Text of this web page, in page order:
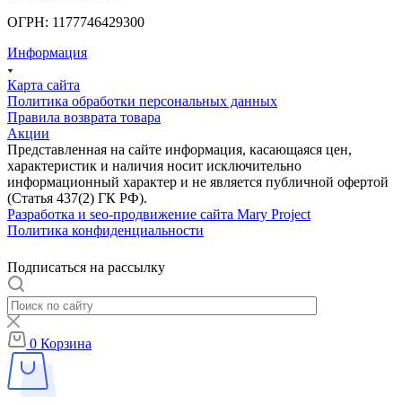
ОГРН: 1177746429300
Информация
Карта сайта
Политика обработки персональных данных
Правила возврата товара
Акции
Представленная на сайте информация, касающаяся цен,
характеристик и наличия носит исключительно
информационный характер и не является публичной офертой
(Статья 437(2) ГК РФ).
Разработка и seo-продвижение сайта Mary Project
Политика конфиденциальности
Подписаться на рассылку
0 Корзина